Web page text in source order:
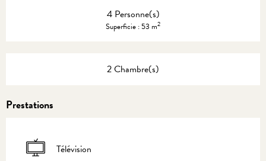
4 Personne(s)
Superficie : 53 m2
2 Chambre(s)
Prestations
Télévision